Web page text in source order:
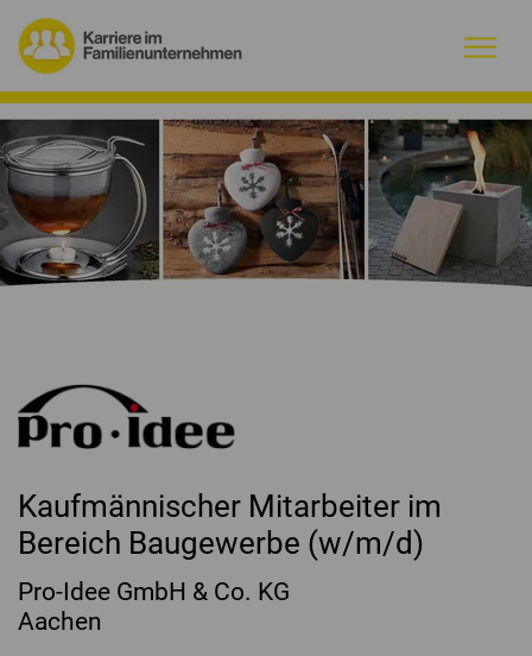
Warum Familienunternehmen?
Firmenprofile
Jobs
Initiative
Kontakt
Kaufmännischer Mitarbeiter im
Bereich Baugewerbe (w/m/d)
Pro-Idee GmbH & Co. KG
Aachen